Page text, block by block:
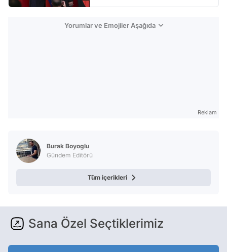
Yorumlar ve Emojiler Aşağıda
Reklam
Burak Boyoglu
Gündem Editörü
Tüm içerikleri
Sana Özel Seçtiklerimiz